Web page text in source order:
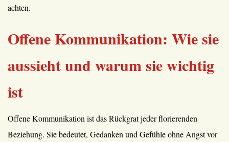
achten.
Offene Kommunikation: Wie sie
aussieht und warum sie wichtig
ist
Offene Kommunikation ist das Rückgrat jeder florierenden
Beziehung. Sie bedeutet, Gedanken und Gefühle ohne Angst vor